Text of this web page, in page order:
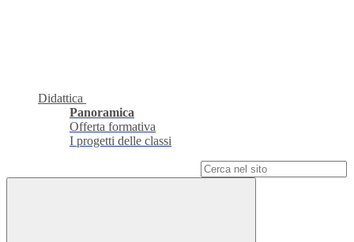
Didattica
Panoramica
Offerta formativa
I progetti delle classi